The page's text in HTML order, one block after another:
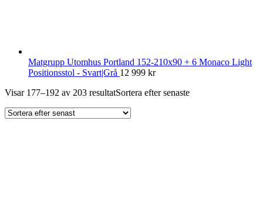
Matgrupp Utomhus Portland 152-210x90 + 6 Monaco Light
Positionsstol - Svart|Grå 12 999 kr
Visar 177–192 av 203 resultatSortera efter senaste